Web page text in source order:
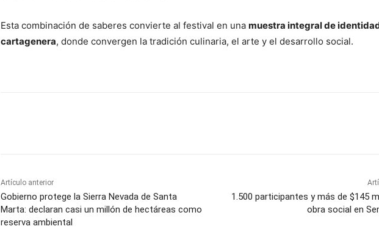
Esta combinación de saberes convierte al festival en una muestra integral de
cartagenera, donde convergen la tradición culinaria, el arte y el desarrollo social.
Artículo anterior
Gobierno protege la Sierra Nevada de Santa
Marta: declaran casi un millón de hectáreas como
reserva ambiental
1.500 participantes y más de $145
obra social en